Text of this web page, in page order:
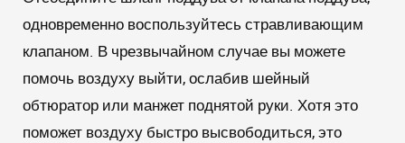
одновременно воспользуйтесь стравливающим
клапаном. В чрезвычайном случае вы можете
помочь воздуху выйти, ослабив шейный
обтюратор или манжет поднятой руки. Хотя это
поможет воздуху быстро высвободиться, это